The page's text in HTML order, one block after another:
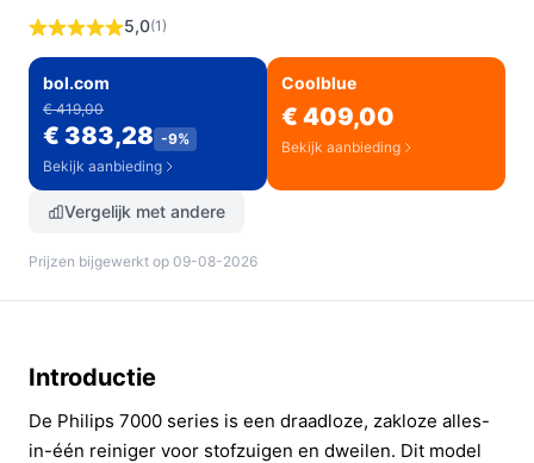
5,0(1)
bol.com
€ 419,00
€ 383,28 -9%
Bekijk aanbieding
Coolblue
€ 409,00
Bekijk aanbieding
Vergelijk met andere
Prijzen bijgewerkt op 09-08-2026
Introductie
De Philips 7000 series is een draadloze, zakloze alles-
in-één reiniger voor stofzuigen en dweilen. Dit model